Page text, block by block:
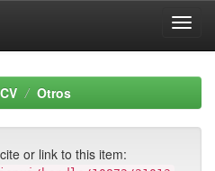
Otros
or link to this item: